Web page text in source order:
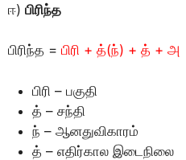
ஈ) பிரிந்த
பிரிந்த = பிரி + த்(ந்) + த் + அ
பிரி – பகுதி
த் – சந்தி
ந் – ஆனதுவிகாரம்
த் – எதிர்கால இடைநிலை